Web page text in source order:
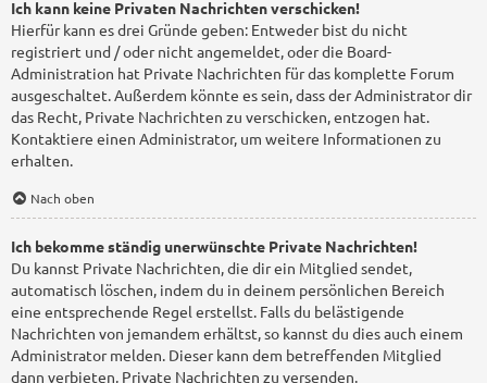
Ich kann keine Privaten Nachrichten verschicken!
Hierfür kann es drei Gründe geben: Entweder bist du nicht
registriert und / oder nicht angemeldet, oder die Board-
Administration hat Private Nachrichten für das komplette Forum
ausgeschaltet. Außerdem könnte es sein, dass der Administrator dir
das Recht, Private Nachrichten zu verschicken, entzogen hat.
Kontaktiere einen Administrator, um weitere Informationen zu
erhalten.
Nach oben
Ich bekomme ständig unerwünschte Private Nachrichten!
Du kannst Private Nachrichten, die dir ein Mitglied sendet,
automatisch löschen, indem du in deinem persönlichen Bereich
eine entsprechende Regel erstellst. Falls du belästigende
Nachrichten von jemandem erhältst, so kannst du dies auch einem
Administrator melden. Dieser kann dem betreffenden Mitglied
dann verbieten, Private Nachrichten zu versenden.